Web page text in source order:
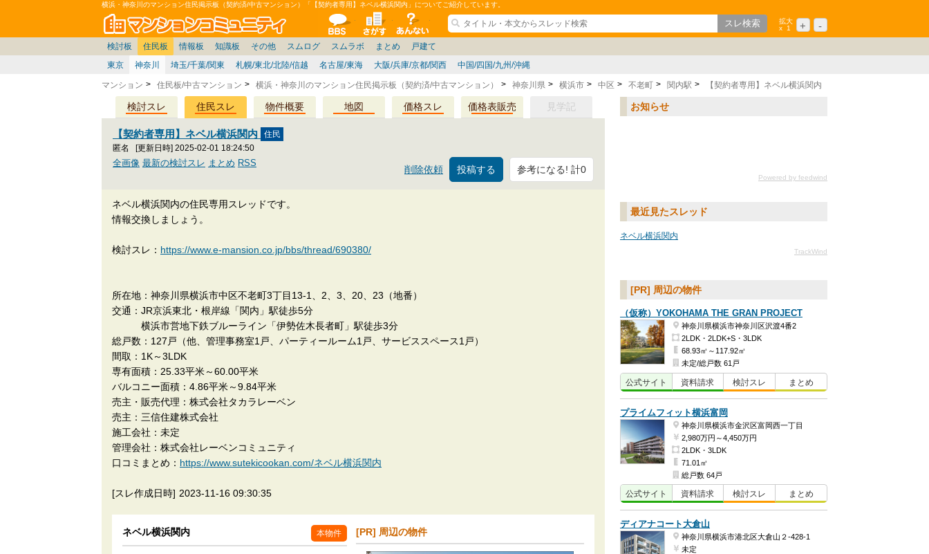
横浜・神奈川のマンション住民掲示板（契約済/中古マンション）「【契約者専用】ネベル横浜関内」についてご紹介しています。
マンションコミュニティ
全掲示板 物件検索 サイトについて
拡大
x
1 + -
検討板
東京23区 東京市部 神奈川/横浜 千葉 埼玉 茨城 札幌 仙台/新潟/東北 名古屋/東海
住民板
東京
神奈川 埼玉/千葉/関東 札幌/東北/北陸/信越 名古屋/東海 大阪/兵庫/京都/関西 中国/四国/九州/沖縄
情報板
価格表 スムログ出張所 暮らしやすさ評価 見学記
知識板
住宅ローン デベ/ゼネコン マンション雑談 マンション質問 住宅質問 管理会社/組合
その他
雑談 賃貸 移住相談 リゾート 広告 バトル 家具 ニュース 個人取引 政治
スムログ
お便り返し 座談会/対談 ブロガーの本音 マンション管理 ノウハウ 東京都 神奈川県
スムラボ
関東 中部 近畿 北海道 東北 中国 九州 その他 まとめ
東京都 神奈川県 千葉県 埼玉県 愛知県 大阪府 兵庫県 福岡県 戸建て
注文住宅 建売住宅 戸建質問 住宅設備
マンション 住民板/中古マンション 横浜・神奈川のマンション住民掲示板（契約済/中古マンション） 神奈川県 横浜市 中区 不老町 関内駅 【契約者専用】ネベル横浜関内
検討スレ 住民スレ 物件概要 地図 価格スレ 価格表販売 見学記
【契約者専用】ネベル横浜関内
匿名 [更新日時] 2025-02-01 18:24:50
削除依頼 参考になる! 計0
全画像 最新の検討スレ まとめ RSS
ネベル横浜関内の住民専用スレッドです。
情報交換しましょう。
検討スレ： https://www.e-mansion.co.jp/bbs/thread/690380/
所在地：神奈川県横浜市中区不老町3丁目13-1、2、3、20、23（地番）
交通：JR京浜東北・根岸線「関内」駅徒歩5分
横浜市営地下鉄ブルーライン「伊勢佐木長者町」駅徒歩3分
総戸数：127戸（他、管理事務室1戸、パーティールーム1戸、サービススペース1戸）
間取：1K～3LDK
専有面積：25.33平米～60.00平米
バルコニー面積：4.86平米～9.84平米
売主・販売代理：株式会社タカラレーベン
売主：三信住建株式会社
施工会社：未定
管理会社：株式会社レーベンコミュニティ
口コミまとめ： https://www.sutekicookan.com/ネベル横浜関内
[スレ作成日時] 2023-11-16 09:30:35
ネベル横浜関内 本物件 [PR] 周辺の物件
お知らせ
Powered by feedwind
最近見たスレッド
ネベル横浜関内
TrackWind
[PR] 周辺の物件
（仮称）YOKOHAMA THE GRAN PROJECT
神奈川県横浜市神奈川区沢渡4番2
2LDK・2LDK+S・3LDK
68.93㎡～117.92㎡
未定/総戸数 61戸
公式サイト 資料請求 検討スレ まとめ
プライムフィット横浜富岡
神奈川県横浜市金沢区富岡西一丁目
2,980万円～4,450万円
2LDK・3LDK
71.01㎡
総戸数 64戸
公式サイト 資料請求 検討スレ まとめ
ディアナコート大倉山
神奈川県横浜市港北区大倉山２-428-1
未定